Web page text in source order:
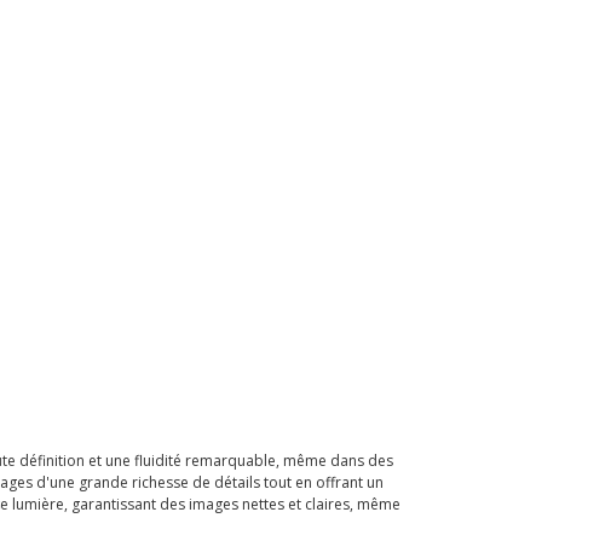
définition et une fluidité remarquable, même dans des
d'une grande richesse de détails tout en offrant un
garantissant des images nettes et claires, même